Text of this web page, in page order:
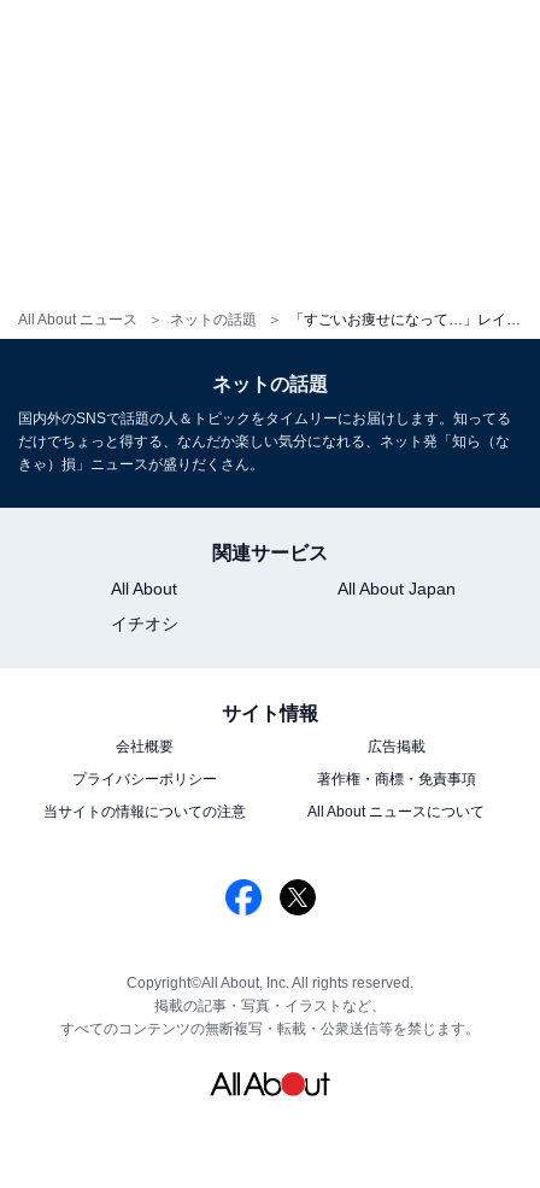
All About ニュース ネットの話題
ネットの話題
国内外のSNSで話題の人＆トピックをタイムリーにお届けします。知ってる
だけでちょっと得する、なんだか楽しい気分になれる、ネット発「知ら（な
きゃ）損」ニュースが盛りだくさん。
関連サービス
All About
All About Japan
イチオシ
サイト情報
会社概要
広告掲載
プライバシーポリシー
著作権・商標・免責事項
当サイトの情報についての注意
All About ニュースについて
Copyright©All About, Inc. All rights reserved.
掲載の記事・写真・イラストなど、
すべてのコンテンツの無断複写・転載・公衆送信等を禁じます。